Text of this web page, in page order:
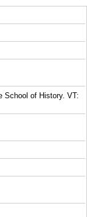
School of History. VT: